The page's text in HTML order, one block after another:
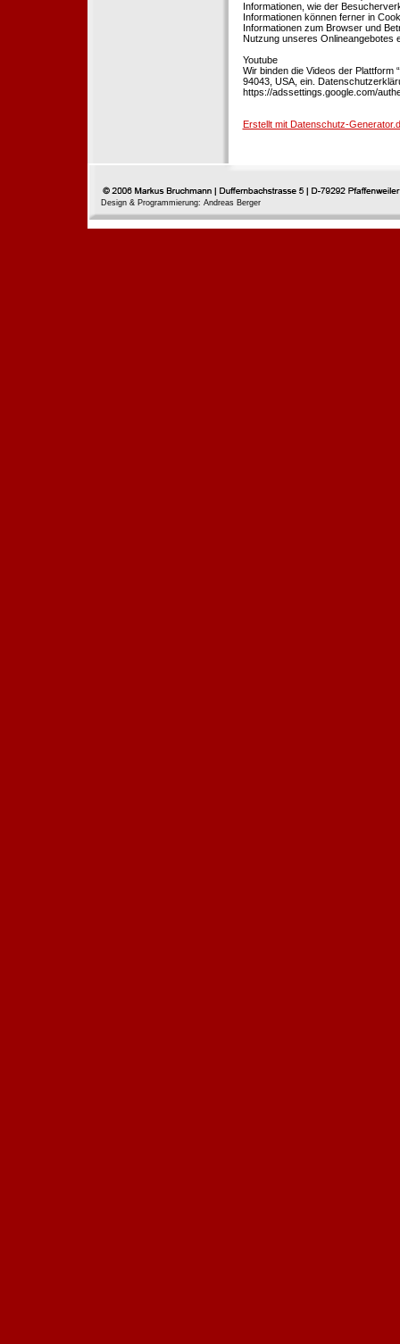
Informationen, wie der
Informationen können ferner in
Informationen zum Browser und
Nutzung unseres Onlineangebotes
Youtube
Wir binden die Videos der Plattform
94043, USA, ein.
https://adssettings.google.com/
Erstellt mit Datenschutz-
Design & Programmierung: Andreas Berger